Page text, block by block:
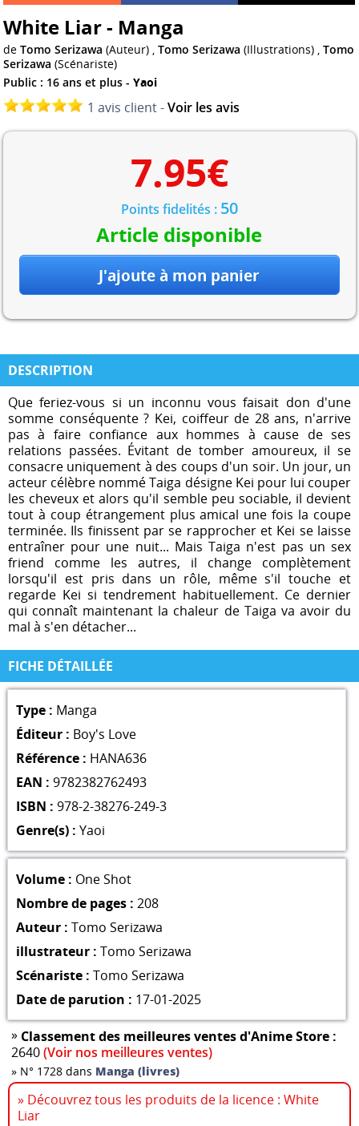
White Liar - Manga
deTomo Serizawa (Auteur) ,Tomo Serizawa (Illustrations) ,Tomo
Serizawa (Scénariste)
Public : 16 ans et plus -Yaoi
1 avis client -Voir les avis
7.95€
Points fidelités : 50
Article disponible
DESCRIPTION
Que feriez-vous si un inconnu vous faisait don d'une
somme conséquente ? Kei, coiffeur de 28 ans, n'arrive
pas à faire confiance aux hommes à cause de ses
relations passées. Évitant de tomber amoureux, il se
consacre uniquement à des coups d'un soir. Un jour, un
acteur célèbre nommé Taiga désigne Kei pour lui couper
les cheveux et alors qu'il semble peu sociable, il devient
tout à coup étrangement plus amical une fois la coupe
terminée. Ils finissent par se rapprocher et Kei se laisse
entraîner pour une nuit... Mais Taiga n'est pas un sex
friend comme les autres, il change complètement
lorsqu'il est pris dans un rôle, même s'il touche et
regarde Kei si tendrement habituellement. Ce dernier
qui connaît maintenant la chaleur de Taiga va avoir du
mal à s'en détacher...
FICHE DÉTAILLÉE
Type : Manga
Éditeur : Boy's Love
Référence : HANA636
EAN : 9782382762493
ISBN : 978-2-38276-249-3
Genre(s) : Yaoi
Volume : One Shot
Nombre de pages : 208
Auteur : Tomo Serizawa
illustrateur : Tomo Serizawa
Scénariste : Tomo Serizawa
Date de parution : 17-01-2025
» Classement des meilleures ventes d'Anime Store :
2640(Voir nos meilleures ventes)
» N° 1728 dans Manga (livres)
» Découvrez tous les produits de la licence : White
Liar